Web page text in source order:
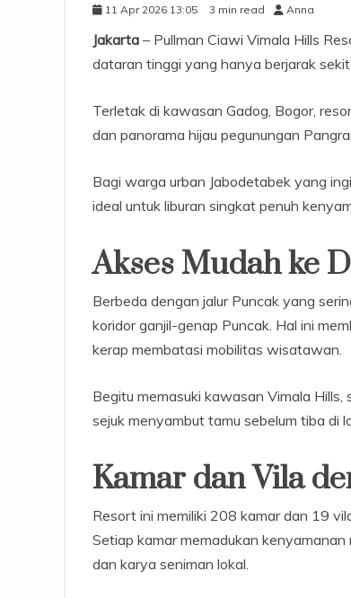
11 Apr 2026 13:05 3 min read Anna
Jakarta – Pullman Ciawi Vimala Hills
dataran tinggi yang hanya berjarak
Terletak di kawasan Gadog, Bogor,
dan panorama hijau pegunungan
Bagi warga urban Jabodetabek yang
ideal untuk liburan singkat penuh
Akses Mudah ke
Berbeda dengan jalur Puncak yang
koridor ganjil-genap Puncak. Hal ini
kerap membatasi mobilitas wisatawan.
Begitu memasuki kawasan Vimala Hills,
sejuk menyambut tamu sebelum tiba di
Kamar dan Vila
Resort ini memiliki 208 kamar dan 19
Setiap kamar memadukan
dan karya seniman lokal.